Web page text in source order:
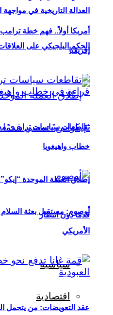
العدالة التاريخية في
الحكم البلجيكي على العلاقات
قدمًا دون انتظار
سياسية
اقتصادية
أمريكا أولاً.. فهم خطة
إفريقيا
تقاطعات سياسات تراوري مع
خطاب واهيغويا
أوصوم: مستقبل بعثة
الأمريكي
عقد التعويضات: من يتحمل